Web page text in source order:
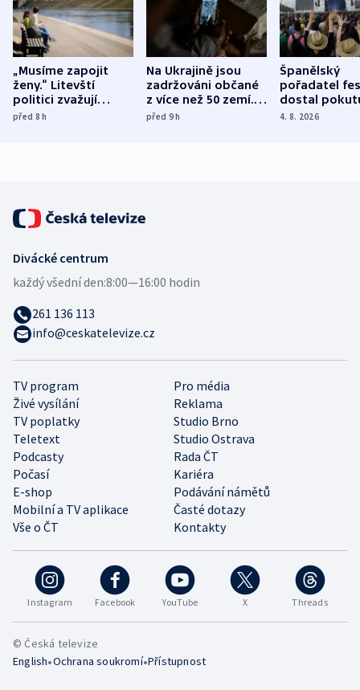
„Musíme zapojit
ženy.“ Litevští
politici zvažují
dohodu o
před 8h
Na Ukrajině jsou
zadržováni občané
z více než 50 zemí.
Bojovali na straně
před 9h
Španělský
pořadatel
dostal
nekalé
4. 8. 2026
Instagram Facebook YouTube X Threads
TV program
Pro média
Živé vysílání
Reklama
TV poplatky
Studio Brno
Teletext
Studio Ostrava
Podcasty
Rada ČT
Počasí
Kariéra
E-shop
Podávání námětů
Mobilní a TV aplikace
Časté dotazy
Vše o ČT
Kontakty
Divácké centrum
každý všední den:8:00—16:00 hodin
261 136 113
info@ceskatelevize.cz
© Česká televize
English•Ochrana soukromí•Přístupnost